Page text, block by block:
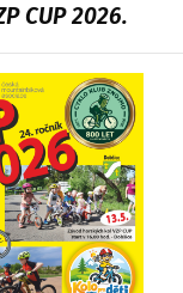
CUP 2026.